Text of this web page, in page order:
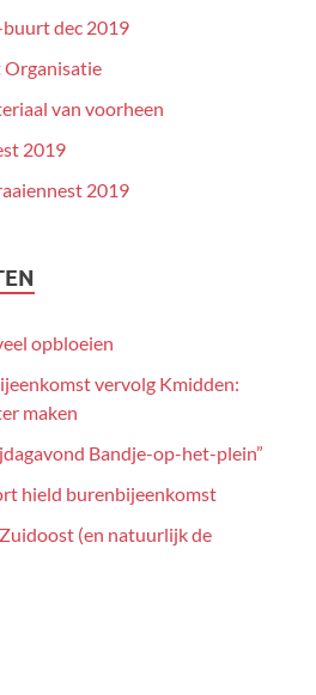
dec 2019
van voorheen
2019
2019
opbloeien
vervolg Kmidden:
maken
Bandje-op-het-plein”
hield burenbijeenkomst
(en natuurlijk de